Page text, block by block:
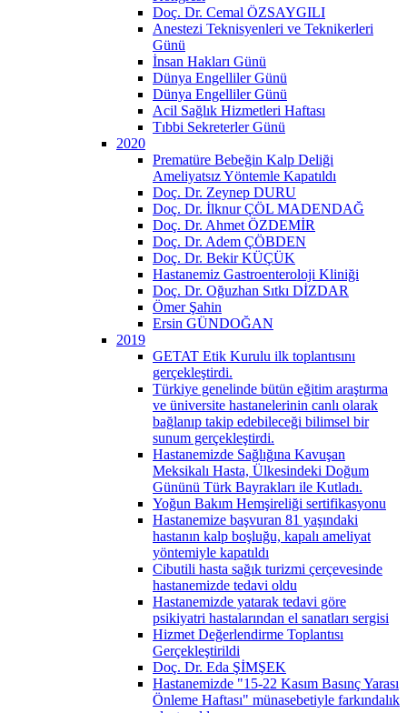
Doç. Dr. Cemal ÖZSAYGILI
Anestezi Teknisyenleri ve Teknikerleri
Günü
İnsan Hakları Günü
Dünya Engelliler Günü
Dünya Engelliler Günü
Acil Sağlık Hizmetleri Haftası
Tıbbi Sekreterler Günü
2020
Prematüre Bebeğin Kalp Deliği
Ameliyatsız Yöntemle Kapatıldı
Doç. Dr. Zeynep DURU
Doç. Dr. İlknur ÇÖL MADENDAĞ
Doç. Dr. Ahmet ÖZDEMİR
Doç. Dr. Adem ÇÖBDEN
Doç. Dr. Bekir KÜÇÜK
Hastanemiz Gastroenteroloji Kliniği
Doç. Dr. Oğuzhan Sıtkı DİZDAR
Ömer Şahin
Ersin GÜNDOĞAN
2019
GETAT Etik Kurulu ilk toplantısını
gerçekleştirdi.
Türkiye genelinde bütün eğitim araştırma
ve üniversite hastanelerinin canlı olarak
bağlanıp takip edebileceği bilimsel bir
sunum gerçekleştirdi.
Hastanemizde Sağlığına Kavuşan
Meksikalı Hasta, Ülkesindeki Doğum
Gününü Türk Bayrakları ile Kutladı.
Yoğun Bakım Hemşireliği sertifikasyonu
Hastanemize başvuran 81 yaşındaki
hastanın kalp boşluğu, kapalı ameliyat
yöntemiyle kapatıldı
Cibutili hasta sağık turizmi çerçevesinde
hastanemizde tedavi oldu
Hastanemizde yatarak tedavi göre
psikiyatri hastalarından el sanatları sergisi
Hizmet Değerlendirme Toplantısı
Gerçekleştirildi
Doç. Dr. Eda ŞİMŞEK
Hastanemizde "15-22 Kasım Basınç Yarası
Önleme Haftası" münasebetiyle farkındalık